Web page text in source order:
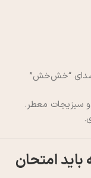
صدای “خش‌خش”
و سبزیجات معطر.
باید امتحان